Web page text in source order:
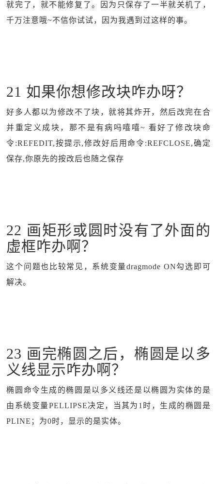
就完了，就不能修复了。因为只保存了一半就关机了，
千万注意哦~不信你试试，因为我遇到过这样的事。
21 如果你想修改块咋办呀？
好多人都以为修改不了块，就将其炸开，然后改完在合
并重定义成块，那不是有病吗嘻嘻~ 看好了修改块命
令:REFEDIT,按提示,修改好后用命令:REFCLOSE,确定
保存,你原先的按改后也随之保存
22 画矩形或圆时没有了外面的
虚框咋办啊？
这个问题也比较常见，系统变量dragmode ON勾选即可
解决。
23 画完椭圆之后，椭圆是以多
义线显示咋办啊？
椭圆命令生成的椭圆是以多义线还是以椭圆为实体的是
由系统变量PELLIPSE决定，当其为1时，生成的椭圆是
PLINE；为0时，显示的是实体。